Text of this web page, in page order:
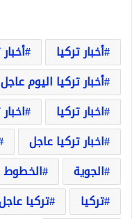
أخبار تركيا
أخبار تركيا اليوم عاجل
اخبار تركيا
اخبار تركيا عاجل
الجوية
الخطوط
تركيا
تركيا